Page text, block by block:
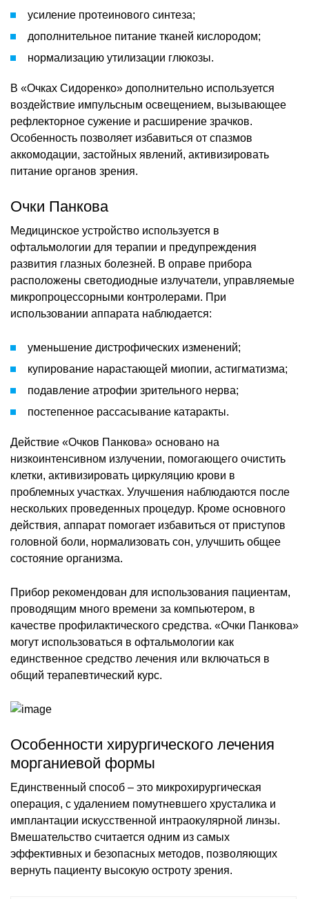
усиление протеинового синтеза;
дополнительное питание тканей кислородом;
нормализацию утилизации глюкозы.
В «Очках Сидоренко» дополнительно используется
воздействие импульсным освещением, вызывающее
рефлекторное сужение и расширение зрачков.
Особенность позволяет избавиться от спазмов
аккомодации, застойных явлений, активизировать
питание органов зрения.
Очки Панкова
Медицинское устройство используется в
офтальмологии для терапии и предупреждения
развития глазных болезней. В оправе прибора
расположены светодиодные излучатели, управляемые
микропроцессорными контролерами. При
использовании аппарата наблюдается:
уменьшение дистрофических изменений;
купирование нарастающей миопии, астигматизма;
подавление атрофии зрительного нерва;
постепенное рассасывание катаракты.
Действие «Очков Панкова» основано на
низкоинтенсивном излучении, помогающего очистить
клетки, активизировать циркуляцию крови в
проблемных участках. Улучшения наблюдаются после
нескольких проведенных процедур. Кроме основного
действия, аппарат помогает избавиться от приступов
головной боли, нормализовать сон, улучшить общее
состояние организма.
Прибор рекомендован для использования пациентам,
проводящим много времени за компьютером, в
качестве профилактического средства. «Очки Панкова»
могут использоваться в офтальмологии как
единственное средство лечения или включаться в
общий терапевтический курс.
Особенности хирургического лечения
морганиевой формы
Единственный способ – это микрохирургическая
операция, с удалением помутневшего хрусталика и
имплантации искусственной интраокулярной линзы.
Вмешательство считается одним из самых
эффективных и безопасных методов, позволяющих
вернуть пациенту высокую остроту зрения.